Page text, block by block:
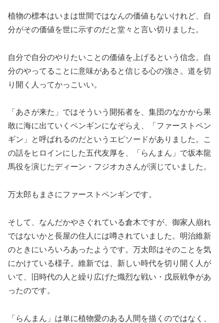
植物の標本はいまは世間ではなんの価値もないけれど、自
分がその価値を世に示すのだと堂々と言い切りました。
自分で自分のやりたいことの価値を上げるという信念。自
分のやってることに意味があると信じる心の強さ。道を切
り開く人ってかっこいい。
「あさが来た」ではそういう開拓者を、集団のなかから果
敢に海に出ていくペンギンになぞらえ、「ファーストペン
ギン」と呼ばれるのだというエピソードがありました。こ
の話をヒロインにした五代友厚を、「らんまん」で坂本龍
馬役を演じたディーン・フジオカさんが演じていました。
万太郎もまさにファーストペンギンです。
そして、なんだかやさぐれている倉木ですが、御家人崩れ
ではないかと長屋の住人には噂されていました。明治維新
のときにいろいろあったようです。万太郎はそのことを気
にかけている様子。維新では、新しい時代を切り開く人が
いて、旧時代の人と繰り広げた熾烈な戦い・戊辰戦争があ
ったのです。
「らんまん」は単に植物愛のある人間を描くのではなく、